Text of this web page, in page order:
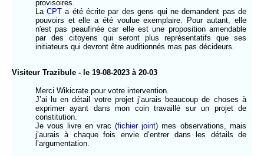
provisoires.
La CPT a été écrite par des gens qui ne demandent pas de
pouvoirs et elle a été voulue exemplaire. Pour autant, elle
n'est pas peaufinée car elle est une proposition amendable
par des citoyens qui seront plus représentatifs que ses
initiateurs qui devront être auditionnés mas pas décideurs.
Visiteur Trazibule - le 19-08-2023 à 20-03
Merci Wikicrate pour votre intervention.
J’ai lu en détail votre projet j’aurais beaucoup de choses à
exprimer ayant dans mon coin travaillé sur un projet de
constitution.
Je vous livre en vrac (fichier joint) mes observations, mais
j’aurais à chaque fois envie d’entrer dans les détails de
l’argumentation.